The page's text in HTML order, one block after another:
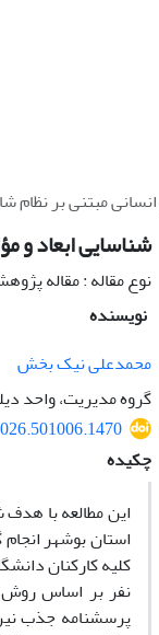
مبتنی بر نظام
شناسایی ابعاد و
نوع مقاله : مقاله
نویسنده
محمدعلی نیک بخش
گروه مدیریت، واحد
چکیده
این مطالعه با
نفر بر اساس روش
پرسشنامه جذب